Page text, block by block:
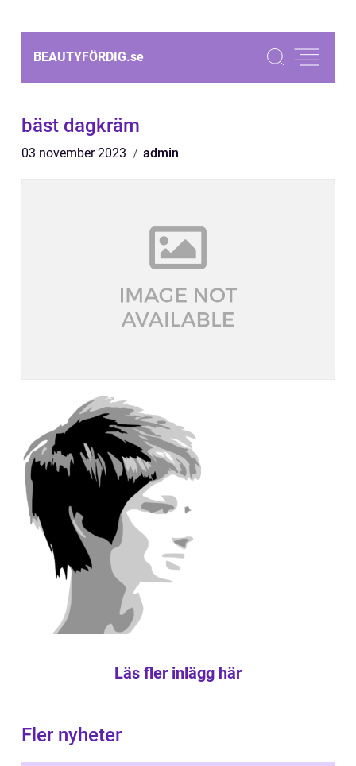
BEAUTYFÖRDIG.se
bäst dagkräm
03 november 2023 admin
Läs fler inlägg här
Fler nyheter